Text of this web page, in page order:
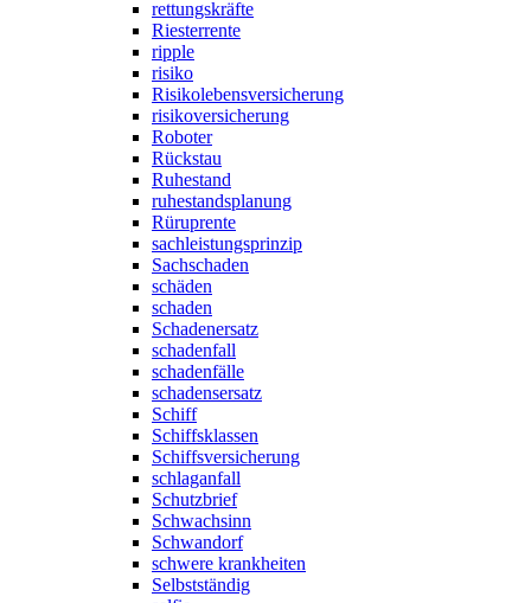
rettungskräfte
Riesterrente
ripple
risiko
Risikolebensversicherung
risikoversicherung
Roboter
Rückstau
Ruhestand
ruhestandsplanung
Rüruprente
sachleistungsprinzip
Sachschaden
schäden
schaden
Schadenersatz
schadenfall
schadenfälle
schadensersatz
Schiff
Schiffsklassen
Schiffsversicherung
schlaganfall
Schutzbrief
Schwachsinn
Schwandorf
schwere krankheiten
Selbstständig